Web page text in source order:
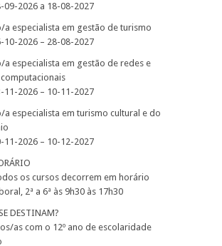
09-2026 a 18-08-2027
a especialista em gestão de turismo
10-2026 – 28-08-2027
a especialista em gestão de redes e
11-2026 – 10-11-2027
a especialista em turismo cultural e do
11-2026 – 10-12-2027
os cursos decorrem em horário
2ª a 6ª às 9h30 às 17h30
DESTINAM?
as com o 12º ano de escolaridade